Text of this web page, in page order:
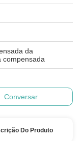
da
compensada
Conversar
Do Produto